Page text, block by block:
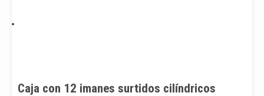
Caja con 12 imanes surtidos cilíndricos